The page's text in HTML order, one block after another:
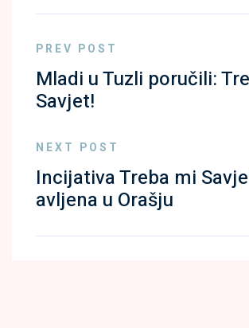
PREV POST
Mladi u Tuzli poručili:
Savjet!
NEXT POST
Incijativa Treba mi
avljena u Orašju